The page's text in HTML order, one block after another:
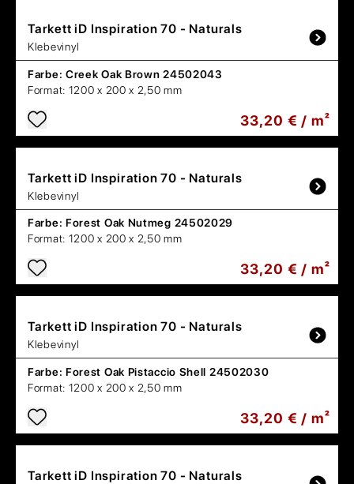
Tarkett iD Inspiration 70 - Naturals
Klebevinyl
Farbe: Creek Oak Brown 24502043
Format: 1200 x 200 x 2,50 mm
33,20 € / m²
Tarkett iD Inspiration 70 - Naturals
Klebevinyl
Farbe: Forest Oak Nutmeg 24502029
Format: 1200 x 200 x 2,50 mm
33,20 € / m²
Tarkett iD Inspiration 70 - Naturals
Klebevinyl
Farbe: Forest Oak Pistaccio Shell 24502030
Format: 1200 x 200 x 2,50 mm
33,20 € / m²
Tarkett iD Inspiration 70 - Naturals